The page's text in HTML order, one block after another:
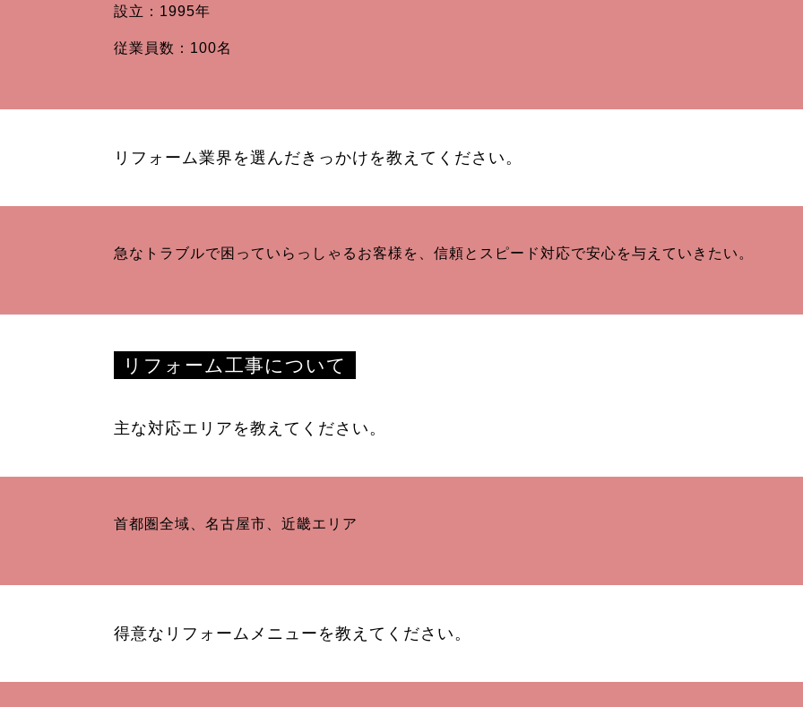
設立：1995年
従業員数：100名
リフォーム業界を選んだきっかけを教えてください。
急なトラブルで困っていらっしゃるお客様を、信頼とスピード対応で安心を与えていきたい。
リフォーム工事について
主な対応エリアを教えてください。
首都圏全域、名古屋市、近畿エリア
得意なリフォームメニューを教えてください。